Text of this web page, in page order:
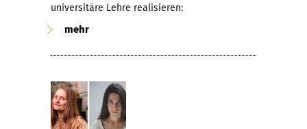
universitäre Lehre realisieren:
mehr